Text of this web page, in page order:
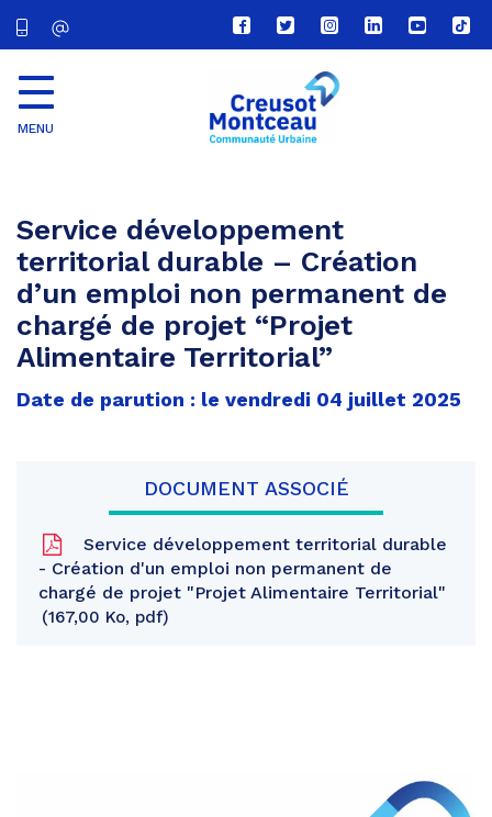
Lien
vers
compte
Facebook
Lien
vers
compte
Twitter
Lien
vers
le
compte
Lien
vers
Lien
vers
Lien
vers
MENU
Service développement
territorial durable – Création
d’un emploi non permanent de
chargé de projet “Projet
Alimentaire Territorial”
Date de parution : le vendredi 04 juillet 2025
DOCUMENT ASSOCIÉ
Service développement territorial durable
- Création d'un emploi non permanent de
chargé de projet "Projet Alimentaire Territorial"
167,00 Ko, pdf